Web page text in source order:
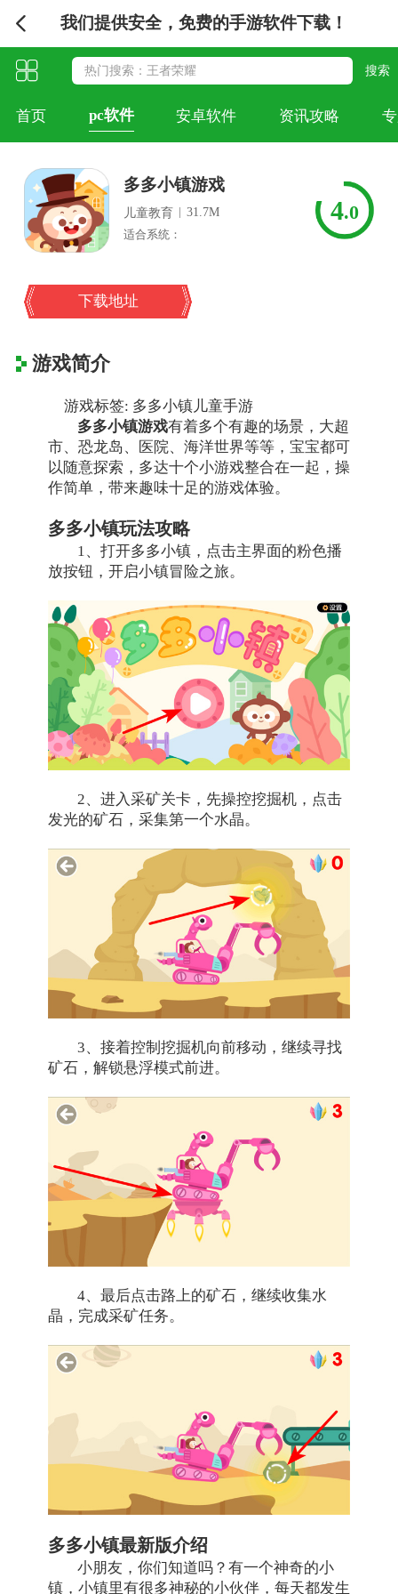
我们提供安全，免费的手游软件下载！
首页 pc软件 安卓软件 资讯攻略
多多小镇游戏
儿童教育 |31.7M
适合系统：
4.0
下载地址
游戏简介
游戏标签: 多多小镇儿童手游
多多小镇游戏有着多个有趣的场景，大超
市、恐龙岛、医院、海洋世界等等，宝宝都可
以随意探索，多达十个小游戏整合在一起，操
作简单，带来趣味十足的游戏体验。
多多小镇玩法攻略
1、打开多多小镇，点击主界面的粉色播
放按钮，开启小镇冒险之旅。
2、进入采矿关卡，先操控挖掘机，点击
发光的矿石，采集第一个水晶。
3、接着控制挖掘机向前移动，继续寻找
矿石，解锁悬浮模式前进。
4、最后点击路上的矿石，继续收集水
晶，完成采矿任务。
多多小镇最新版介绍
小朋友，你们知道吗？有一个神奇的小
镇，小镇里有很多神秘的小伙伴，每天都发生